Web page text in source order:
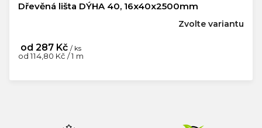
Dřevěná lišta DÝHA 40, 16x40x2500mm
od 287 Kč / ks
Měrná
od 114,80 Kč / 1 m
Zvolte variantu